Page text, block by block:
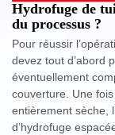
Hydrofuge de
du processus ?
Pour réussir
devez tout d’abord
éventuellement
couverture. Une
entièrement sèche,
d’hydrofuge